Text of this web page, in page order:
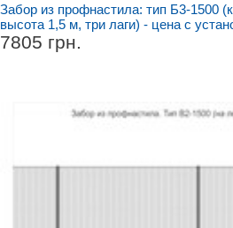
Забор из профнастила: тип Б3-1500
высота 1,5 м, три лаги) - цена с
7805 грн.